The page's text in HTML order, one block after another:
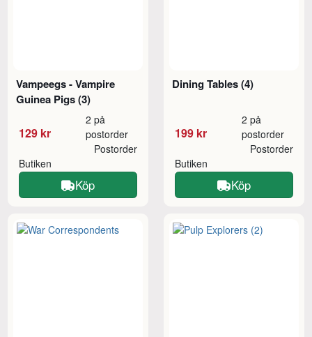
Vampeegs - Vampire
Guinea Pigs (3)
129 kr
2 på
postorder
Butiken
Postorder
Köp
Dining Tables (4)
199 kr
2 på
postorder
Butiken
Postorder
Köp